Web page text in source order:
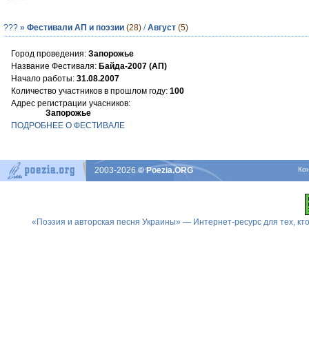
??? » Фестивали АП и поэзии (28) /Август (5)
Город проведения: Запорожье
Название Фестиваля: Байда-2007 (АП)
Начало работы: 31.08.2007
Количество участников в прошлом году: 100
Адрес регистрации учасников:
Запорожье
ПОДРОБНЕЕ О ФЕСТИВАЛЕ
2003-2026© Poezia.ORG
«Поэзия и авторская песня Украины» — Интернет-ресурс для тех,